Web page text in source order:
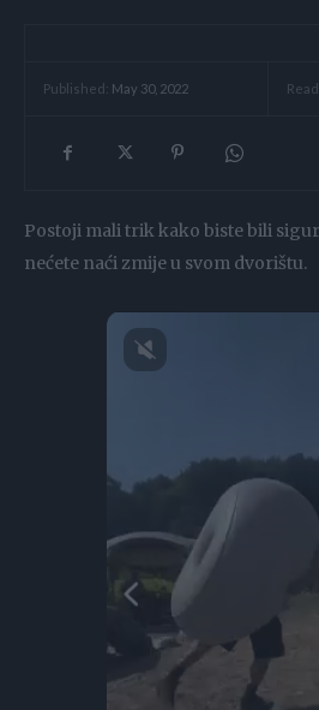
Published: May 30, 2022
Postoji mali trik kako biste bili
nećete naći zmije u svom dvorištu.